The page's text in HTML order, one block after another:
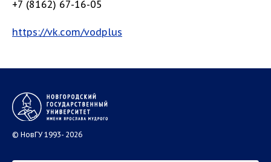
+7 (8162) 67-16-05
https://vk.com/vodplus
© НовГУ 1993- 2026